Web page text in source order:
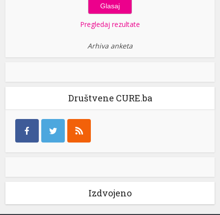
Pregledaj rezultate
Arhiva anketa
Društvene CURE.ba
Izdvojeno